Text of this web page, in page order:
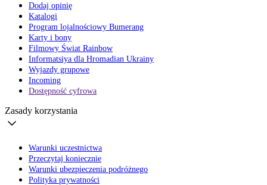
Dodaj opinię
Katalogi
Program lojalnościowy Bumerang
Karty i bony
Filmowy Świat Rainbow
Informatsiya dla Hromadian Ukrainy
Wyjazdy grupowe
Incoming
Dostępność cyfrowa
Zasady korzystania
Warunki uczestnictwa
Przeczytaj koniecznie
Warunki ubezpieczenia podróżnego
Polityka prywatności